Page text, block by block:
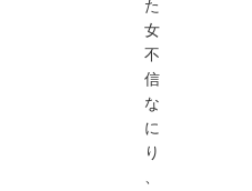
女
不
信
な
に
り